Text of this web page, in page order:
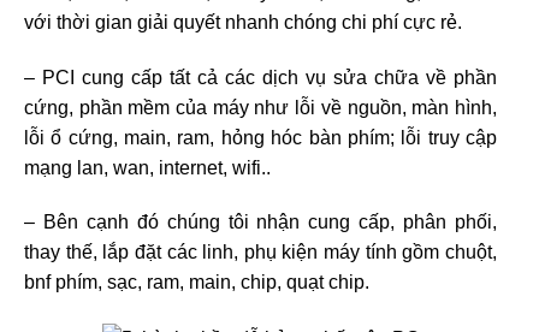
với thời gian giải quyết nhanh chóng chi phí cực rẻ.
– PCI cung cấp tất cả các dịch vụ sửa chữa về phần
cứng, phần mềm của máy như lỗi về nguồn, màn hình,
lỗi ổ cứng, main, ram, hỏng hóc bàn phím; lỗi truy cập
mạng lan, wan, internet, wifi..
– Bên cạnh đó chúng tôi nhận cung cấp, phân phối,
thay thế, lắp đặt các linh, phụ kiện máy tính gồm chuột,
bnf phím, sạc, ram, main, chip, quạt chip.